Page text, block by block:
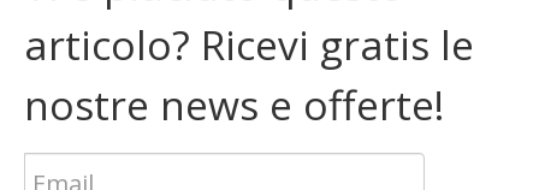
articolo? Ricevi gratis le
nostre news e offerte!